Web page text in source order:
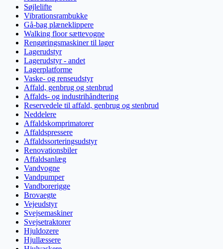
Søjlelifte
Vibrationsrambukke
Gå-bag plæneklippere
Walking floor sættevogne
Rengøringsmaskiner til lager
Lagerudstyr
Lagerudstyr - andet
Lagerplatforme
Vaske- og renseudstyr
Affald, genbrug og stenbrud
Affalds- og industrihåndtering
Reservedele til affald, genbrug og stenbrud
Neddelere
Affaldskomprimatorer
Affaldspressere
Affaldssorteringsudstyr
Renovationsbiler
Affaldsanlæg
Vandvogne
Vandpumper
Vandborerigge
Brovaegte
Vejeudstyr
Svejsemaskiner
Svejsetraktorer
Hjuldozere
Hjullæssere